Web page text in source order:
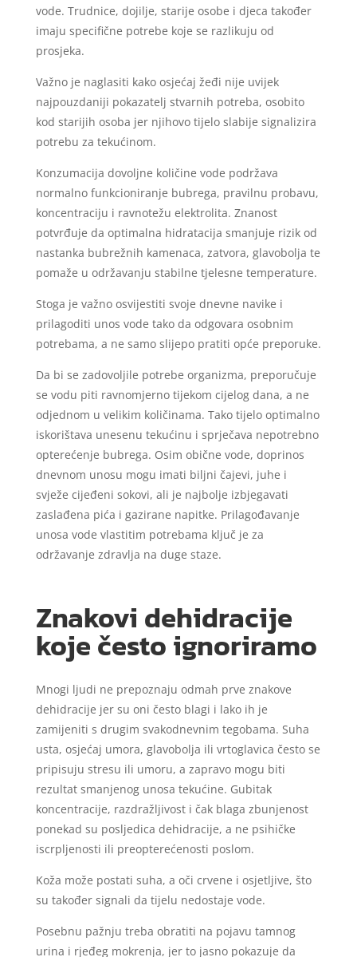
vode. Trudnice, dojilje, starije osobe i djeca također
imaju specifične potrebe koje se razlikuju od
prosjeka.
Važno je naglasiti kako osjećaj žeđi nije uvijek
najpouzdaniji pokazatelj stvarnih potreba, osobito
kod starijih osoba jer njihovo tijelo slabije signalizira
potrebu za tekućinom.
Konzumacija dovoljne količine vode podržava
normalno funkcioniranje bubrega, pravilnu probavu,
koncentraciju i ravnotežu elektrolita. Znanost
potvrđuje da optimalna hidratacija smanjuje rizik od
nastanka bubrežnih kamenaca, zatvora, glavobolja te
pomaže u održavanju stabilne tjelesne temperature.
Stoga je važno osvijestiti svoje dnevne navike i
prilagoditi unos vode tako da odgovara osobnim
potrebama, a ne samo slijepo pratiti opće preporuke.
Da bi se zadovoljile potrebe organizma, preporučuje
se vodu piti ravnomjerno tijekom cijelog dana, a ne
odjednom u velikim količinama. Tako tijelo optimalno
iskorištava unesenu tekućinu i sprječava nepotrebno
opterećenje bubrega. Osim obične vode, doprinos
dnevnom unosu mogu imati biljni čajevi, juhe i
svježe cijeđeni sokovi, ali je najbolje izbjegavati
zaslađena pića i gazirane napitke. Prilagođavanje
unosa vode vlastitim potrebama ključ je za
održavanje zdravlja na duge staze.
Znakovi dehidracije
koje često ignoriramo
Mnogi ljudi ne prepoznaju odmah prve znakove
dehidracije jer su oni često blagi i lako ih je
zamijeniti s drugim svakodnevnim tegobama. Suha
usta, osjećaj umora, glavobolja ili vrtoglavica često se
pripisuju stresu ili umoru, a zapravo mogu biti
rezultat smanjenog unosa tekućine. Gubitak
koncentracije, razdražljivost i čak blaga zbunjenost
ponekad su posljedica dehidracije, a ne psihičke
iscrpljenosti ili preopterećenosti poslom.
Koža može postati suha, a oči crvene i osjetljive, što
su također signali da tijelu nedostaje vode.
Posebnu pažnju treba obratiti na pojavu tamnog
urina i rjeđeg mokrenja, jer to jasno pokazuje da